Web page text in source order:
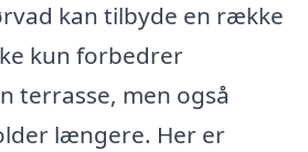
kan tilbyde en række
kun forbedrer
terrasse, men også
længere. Her er